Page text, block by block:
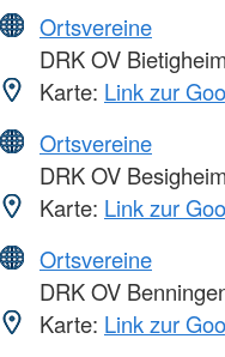
Ortsvereine
DRK OV Bietigheim
Karte: Link zur
Ortsvereine
DRK OV Besigheim
Karte: Link zur
Ortsvereine
DRK OV
Karte: Link zur